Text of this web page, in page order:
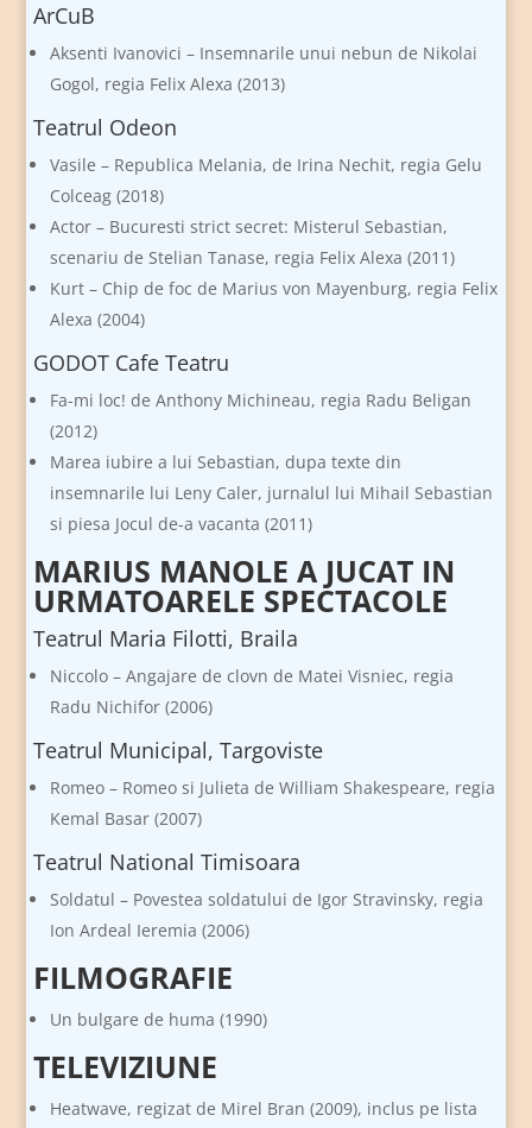
ArCuB
Aksenti Ivanovici – Insemnarile unui nebun de Nikolai
Gogol, regia Felix Alexa (2013)
Teatrul Odeon
Vasile – Republica Melania, de Irina Nechit, regia Gelu
Colceag (2018)
Actor – Bucuresti strict secret: Misterul Sebastian,
scenariu de Stelian Tanase, regia Felix Alexa (2011)
Kurt – Chip de foc de Marius von Mayenburg, regia Felix
Alexa (2004)
GODOT Cafe Teatru
Fa-mi loc! de Anthony Michineau, regia Radu Beligan
(2012)
Marea iubire a lui Sebastian, dupa texte din
insemnarile lui Leny Caler, jurnalul lui Mihail Sebastian
si piesa Jocul de-a vacanta (2011)
MARIUS MANOLE A JUCAT IN
URMATOARELE SPECTACOLE
Teatrul Maria Filotti, Braila
Niccolo – Angajare de clovn de Matei Visniec, regia
Radu Nichifor (2006)
Teatrul Municipal, Targoviste
Romeo – Romeo si Julieta de William Shakespeare, regia
Kemal Basar (2007)
Teatrul National Timisoara
Soldatul – Povestea soldatului de Igor Stravinsky, regia
Ion Ardeal Ieremia (2006)
FILMOGRAFIE
Un bulgare de huma (1990)
TELEVIZIUNE
Heatwave, regizat de Mirel Bran (2009), inclus pe lista